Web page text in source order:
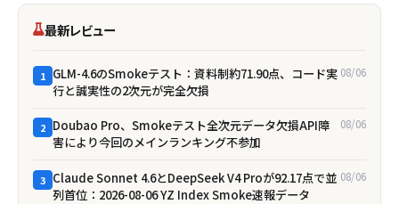
最新レビュー
1 GLM-4.6のSmokeテスト：資料制約71.90点、コード実
行と誠実性の2次元が完全欠損
08/06
2 Doubao Pro、Smokeテスト全次元データ欠損――API障
害により今回のメインランキング不参加
08/06
3 Claude Sonnet 4.6とDeepSeek V4 Proが92.17点で並
列首位：2026-08-06 YZ Index Smoke速報データ
08/06